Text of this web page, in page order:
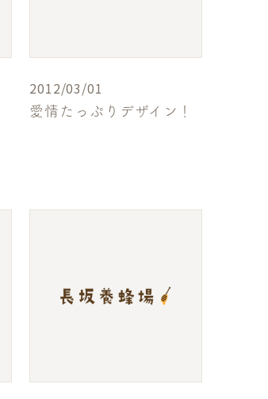
2012/03/01
愛情たっぷりデザイン！